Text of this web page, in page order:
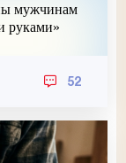
мужчинам
руками»
52